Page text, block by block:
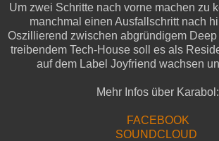
Um zwei Schritte nach vorne machen zu
manchmal einen Ausfallschritt nach
Oszillierend zwischen abgründigem
treibendem Tech-House soll es als
auf dem Label Joyfriend wachsen
Mehr Infos über Karabol:
FACEBOOK
SOUNDCLOUD